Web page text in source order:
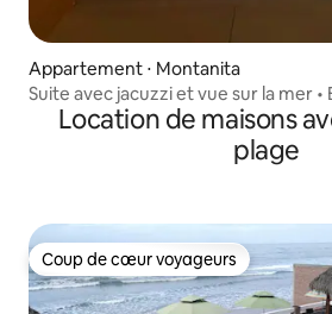
Appartement ⋅ Montanita
Suite avec jacuzzi et vue sur la mer •
Location de maisons
plage
Coup de cœur voyageurs
Coup de cœur voyageurs